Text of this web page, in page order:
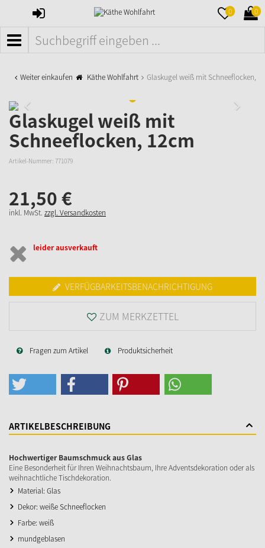
ANMELDEN 0 0
MENÜ
Weiter einkaufen Käthe Wohlfahrt Glaskugel weiß mit Schneeflocken,
Glaskugel weiß mit
Schneeflocken, 12cm
Artikel-Nummer: 771079
21,50€
inkl. MwSt. zzgl. Versandkosten
leider ausverkauft
VERFÜGBARKEITSBENACHRICHTIGUNG
ZUM MERKZETTEL
Fragen zum Artikel Produktsicherheit
ARTIKELBESCHREIBUNG
Hochwertiger Baumschmuck aus Glas
Eine Besonderheit für Ihren Weihnachtsbaum, Ihre Adventsdekoration oder als
weihnachtliche Tischdekoration.
Material: Glas
Dekor: weiße Schneeflocken
Farbe: weiß
mundgeblasen